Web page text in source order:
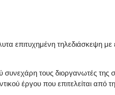
επιτυχημένη τηλεδιάσκεψη με
συνεχάρη τους διοργανωτές της
έργου που επιτελείται από